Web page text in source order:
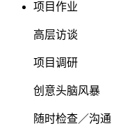
项目作业
高层访谈
项目调研
创意头脑风暴
随时检查／沟通